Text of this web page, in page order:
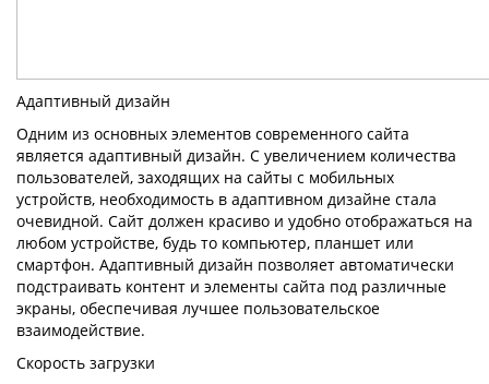
Адаптивный дизайн
Одним из основных элементов современного сайта
является адаптивный дизайн. С увеличением количества
пользователей, заходящих на сайты с мобильных
устройств, необходимость в адаптивном дизайне стала
очевидной. Сайт должен красиво и удобно отображаться на
любом устройстве, будь то компьютер, планшет или
смартфон. Адаптивный дизайн позволяет автоматически
подстраивать контент и элементы сайта под различные
экраны, обеспечивая лучшее пользовательское
взаимодействие.
Скорость загрузки